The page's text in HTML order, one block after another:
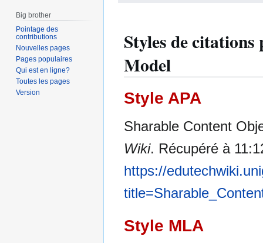
Styles de
Model
Style APA
Sharable Content
Wiki. Récupéré à
https://
Style MLA
Big brother
Pointage des
contributions
Nouvelles pages
Pages populaires
Qui est en ligne?
Toutes les pages
Version